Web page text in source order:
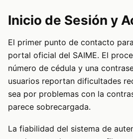
Inicio de Sesión y
El primer punto de contacto
portal oficial del SAIME. El
número de cédula y una
usuarios reportan dificultades
sea por problemas con la
parece sobrecargada.
La fiabilidad del sistema de